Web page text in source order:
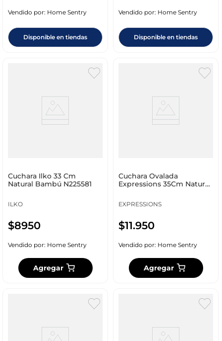
Vendido por: Home Sentry
Disponible en tiendas
Vendido por: Home Sentry
Disponible en tiendas
Cuchara Ilko 33 Cm
Natural Bambú N225581
ILKO
$8950
Vendido por: Home Sentry
Agregar
Cuchara Ovalada
Expressions 35Cm Natural
EXPRESSIONS
$11.950
Vendido por: Home Sentry
Agregar